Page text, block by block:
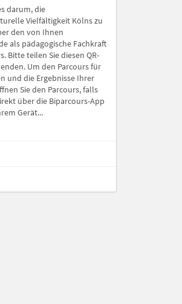
darum, die
Vielfältigkeit Kölns zu
den von Ihnen
als pädagogische Fachkraft
Bitte teilen Sie diesen QR-
Um den Parcours für
und die Ergebnisse Ihrer
Sie den Parcours, falls
über die Biparcours-App
Gerät...